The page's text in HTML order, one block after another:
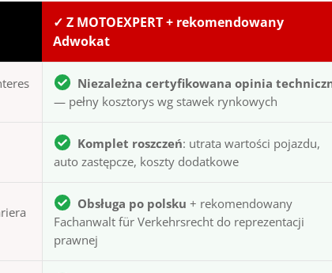
✓ Z MOTOEXPERT + rekomendowany
Adwokat
Niezależna certyfikowana opinia
— pełny kosztorys wg stawek rynkowych
Komplet roszczeń: utrata wartości pojazdu,
auto zastępcze, koszty dodatkowe
Obsługa po polsku + rekomendowany
Fachanwalt für Verkehrsrecht do reprezentacji
prawnej